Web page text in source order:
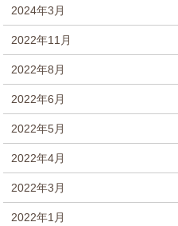
2024年3月
2022年11月
2022年8月
2022年6月
2022年5月
2022年4月
2022年3月
2022年1月